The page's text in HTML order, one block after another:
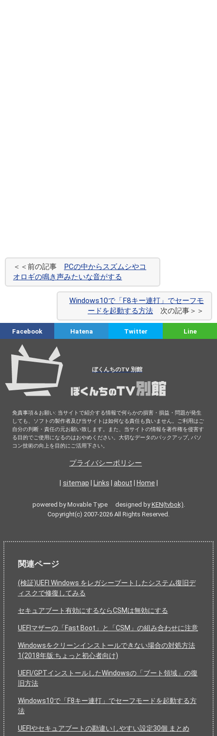
＜＜前の記事 PCの中からスズムシやコ
オロギの鳴き声みたいな音がする
Windows10で「F8キー連打」でセーフモ
ードを起動する方法 次の記事＞＞
Facebook Hatena Twitter Line
ぼくんちのTV 別館
免責事項＆お願い: 当サイトで紹介する情報で何らかの損害・損益・問題が発生
しても、ソフトの製作者及び当サイトは如何なる責任も負いません。ご利用はご
自分の判断・責任の元お願い致します。また、当サイトの情報を著作権を侵害す
る目的でご使用になるのはおやめください。大切なデータのバックアップ, パソ
コン技術の向上を目的にご活用下さい。
プライバシーポリシー
| sitemap | Links | about | Home |
powered by Movable Type designed byKEN(tvbok)
Copyright(c) 2007-2026 All Rights Reserved.
関連ページ
(検証)UEFI Windows をレガシーブートしたシステム復旧デ
ィスクで修復してみる
セキュアブート有効にするならCSMは無効にする
UEFIマザーの「Fast Boot」と「CSM」の組み合わせに注意
Windowsをクリーンインストールできない場合の対処方法
1(2018年版:ちょっと初心者向け)
UEFI/GPTインストールしたWindowsの「ブート領域」の復
旧方法
Windows10で「F8キー連打」でセーフモードを起動する方
法
UEFIやセキュアブートの勘違いしやすい設定30個 まとめ